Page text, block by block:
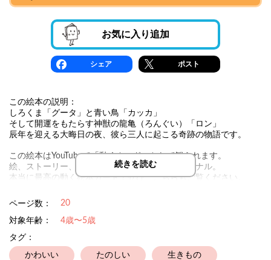
お気に入り追加
シェア ポスト
この絵本の説明：
しろくま「グータ」と青い鳥「カッカ」
そして開運をもたらす神獣の龍亀（ろんぐい）「ロン」
辰年を迎える大晦日の夜、彼ら三人に起こる奇跡の物語です。
この絵本はYouTubeで「動くカード」として観られます。
絵、ストーリー、音、音楽となににぬこのオリジナル。
本当に最高の動く絵本カード！ぜひ こちらもご覧ください。
続きを読む
ページ数： 20
対象年齢：
4歳〜5歳
タグ：
かわいい たのしい 生きもの